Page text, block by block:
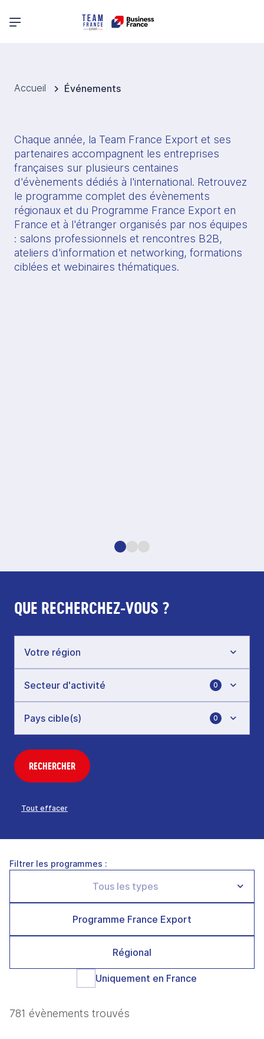
Menu principal
Accueil Événements
Chaque année, la Team France Export et ses
partenaires accompagnent les entreprises
françaises sur plusieurs centaines
d'évènements dédiés à l'international. Retrouvez
le programme complet des évènements
régionaux et du Programme France Export en
France et à l'étranger organisés par nos équipes
: salons professionnels et rencontres B2B,
ateliers d'information et networking, formations
ciblées et webinaires thématiques.
QUE RECHERCHEZ-VOUS ?
0
0
RECHERCHER
Tout effacer
Filtrer les programmes :
Programme France Export
Régional
Uniquement en France
781 évènements trouvés